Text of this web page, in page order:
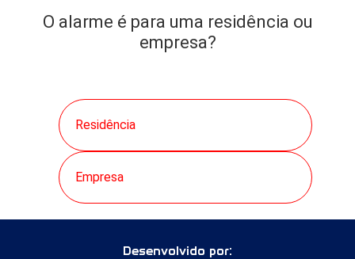
O alarme é para uma residência ou
empresa?
Residência
Empresa
Desenvolvido por: